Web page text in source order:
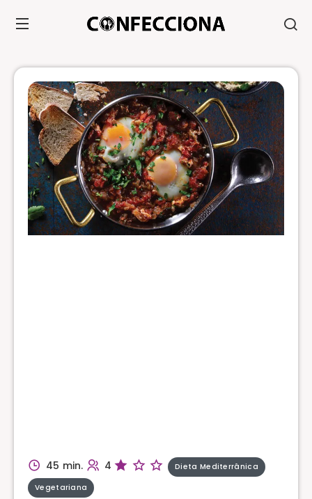
45 min. 4 Dieta Mediterrânica
Vegetariana